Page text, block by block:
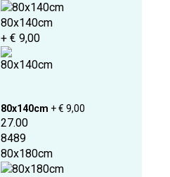
80x140cm
+ € 9,00
80x140cm + € 9,00
27.00
8489
80x180cm